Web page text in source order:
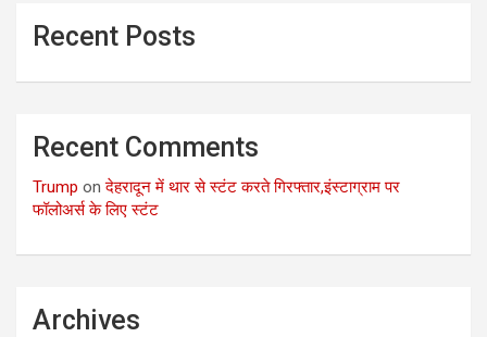
Recent Posts
Recent Comments
Trump onदेहरादून में थार से स्टंट करते गिरफ्तार,इंस्टाग्राम पर
फॉलोअर्स के लिए स्टंट
Archives